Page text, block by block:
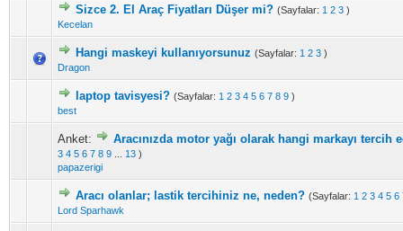
Sizce 2. El Araç Fiyatları Düşer mi? (Sayfalar: 1 2 3 )
Kecelan
Hangi maskeyi kullanıyorsunuz (Sayfalar: 1 2 3 )
Dragon
laptop tavisyesi? (Sayfalar: 1 2 3 4 5 6 7 8 9 )
best
Anket: Aracınızda motor yağı olarak hangi markayı tercih
3 4 5 6 7 8 9 13 )
papazerigi
Aracı olanlar; lastik tercihiniz ne, neden? (Sayfalar: 1 2 3 4 5 6
Lord Sparhawk